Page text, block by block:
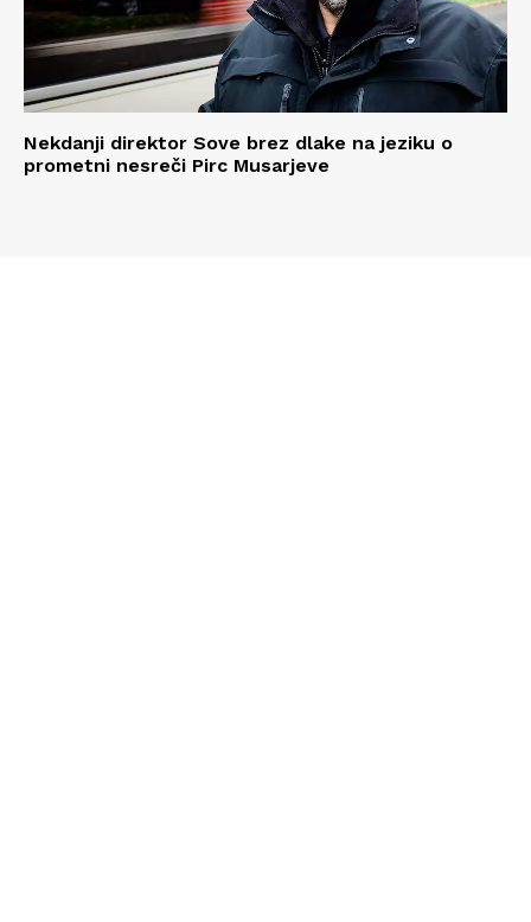
Nekdanji direktor Sove brez dlake na jeziku o
prometni nesreči Pirc Musarjeve